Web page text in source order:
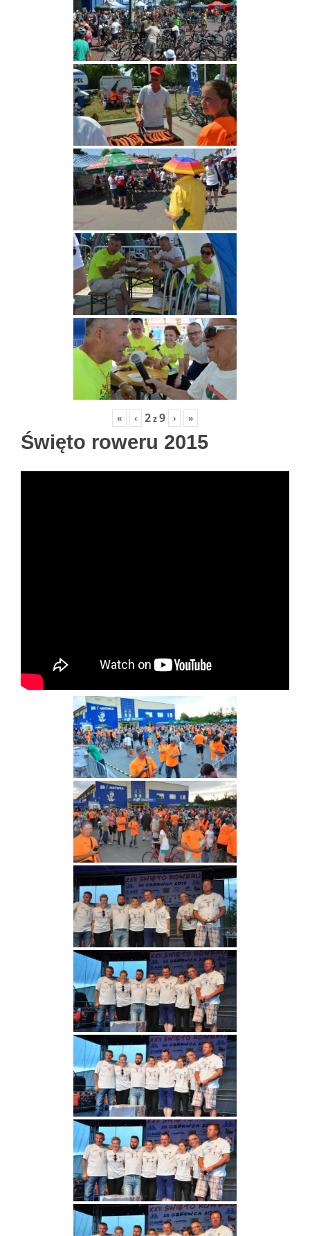
« ‹ 2z9 › »
Święto roweru 2015